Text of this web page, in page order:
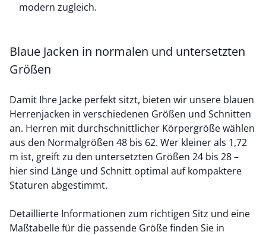
modern zugleich.
Blaue Jacken in normalen und untersetzten
Größen
Damit Ihre Jacke perfekt sitzt, bieten wir unsere blauen
Herrenjacken in verschiedenen Größen und Schnitten
an. Herren mit durchschnittlicher Körpergröße wählen
aus den Normalgrößen 48 bis 62. Wer kleiner als 1,72
m ist, greift zu den untersetzten Größen 24 bis 28 –
hier sind Länge und Schnitt optimal auf kompaktere
Staturen abgestimmt.
Detaillierte Informationen zum richtigen Sitz und eine
Maßtabelle für die passende Größe finden Sie in